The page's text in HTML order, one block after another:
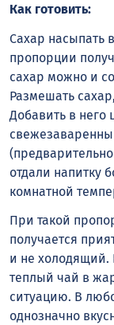
Как готовить:
Сахар насыпать
пропорции
сахар можно и
Размешать
Добавить в него
отдали напитку
комнатной
При такой
получается
и не холодящий.
теплый чай в
ситуацию. В
однозначно